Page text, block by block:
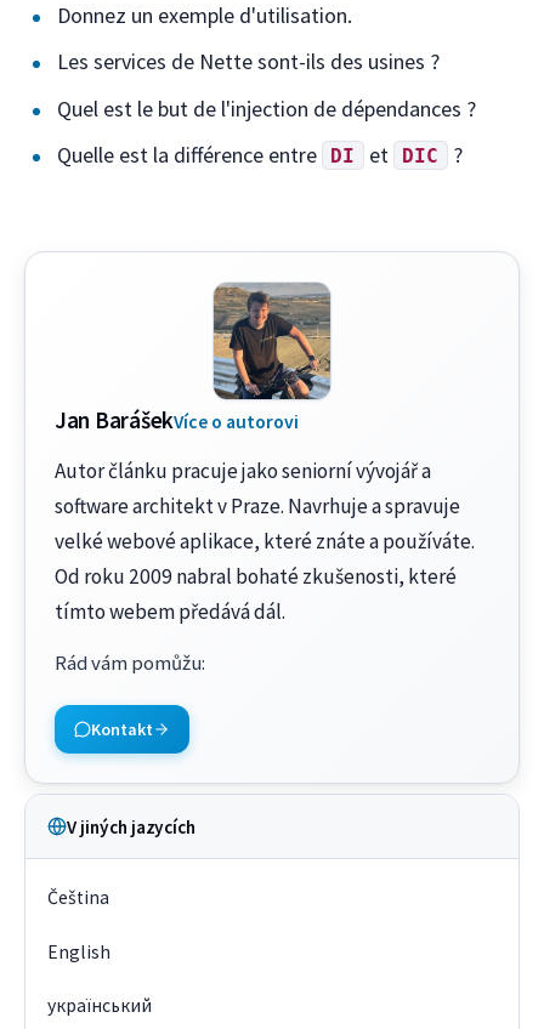
Donnez un exemple d'utilisation.
Les services de Nette sont-ils des usines ?
Quel est le but de l'injection de dépendances ?
Quelle est la différence entre
DI et DIC ?
Jan BarášekVíce o autorovi
Autor článku pracuje jako seniorní vývojář a
software architekt v Praze. Navrhuje a spravuje
velké webové aplikace, které znáte a používáte.
Od roku 2009 nabral bohaté zkušenosti, které
tímto webem předává dál.
Rád vám pomůžu:
Kontakt
V jiných jazycích
Čeština
English
український